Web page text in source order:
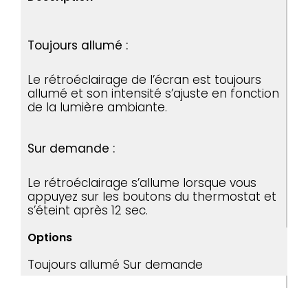
Toujours allumé :
Le rétroéclairage de l’écran est toujours
allumé et son intensité s’ajuste en fonction
de la lumière ambiante.
Sur demande :
Le rétroéclairage s’allume lorsque vous
appuyez sur les boutons du thermostat et
s’éteint après 12 sec.
Options
Toujours allumé Sur demande